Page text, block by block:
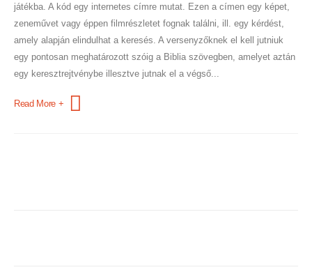
játékba. A kód egy internetes címre mutat. Ezen a címen egy képet,
zeneművet vagy éppen filmrészletet fognak találni, ill. egy kérdést,
amely alapján elindulhat a keresés. A versenyzőknek el kell jutniuk
egy pontosan meghatározott szóig a Biblia szövegben, amelyet aztán
egy keresztrejtvénybe illesztve jutnak el a végső...
Read More +